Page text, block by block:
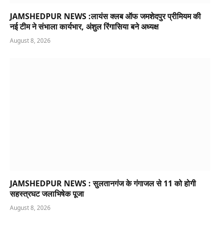
JAMSHEDPUR NEWS :लायंस क्लब ऑफ जमशेदपुर प्रीमियम की
नई टीम ने संभाला कार्यभार, अंशुल रिंगासिया बने अध्यक्ष
August 8, 2026
JAMSHEDPUR NEWS : सुलतानगंज के गंगाजल से 11 को होगी
सहस्त्रघट जलाभिषेक पूजा
August 8, 2026